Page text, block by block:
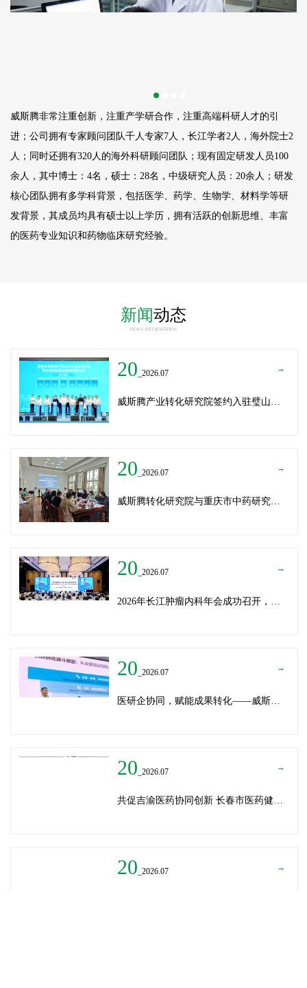
威斯腾非常注重创新，注重产学研合作，注重高端科研人才的引
进；公司拥有专家顾问团队千人专家7人，长江学者2人，海外院士2
人；同时还拥有320人的海外科研顾问团队；现有固定研发人员100
余人，其中博士：4名，硕士：28名，中级研究人员：20余人；研发
核心团队拥有多学科背景，包括医学、药学、生物学、材料学等研
发背景，其成员均具有硕士以上学历，拥有活跃的创新思维、丰富
的医药专业知识和药物临床研究经验。
新闻动态
NEWS INFORMATION
20 _2026.07 →
20 _2026.07 →
威斯腾转化研究院与重庆市中药研究院深化战略合作，共筑中医药产学研创新生态
20 _2026.07 →
20 _2026.07 →
20 _2026.07 →
共促吉渝医药协同创新 长春市医药健康局与威斯腾生物走访重庆两江生命科技城
20 _2026.07 →